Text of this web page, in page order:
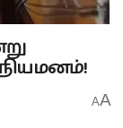
நியமனம்!
AA